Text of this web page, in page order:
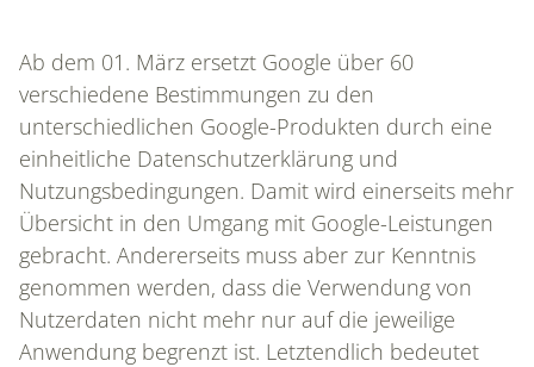
HOME
Ab dem 01. März ersetzt Google über 60
verschiedene Bestimmungen zu den
unterschiedlichen Google-Produkten durch eine
einheitliche Datenschutzerklärung und
Nutzungsbedingungen. Damit wird einerseits mehr
Übersicht in den Umgang mit Google-Leistungen
gebracht. Andererseits muss aber zur Kenntnis
genommen werden, dass die Verwendung von
Nutzerdaten nicht mehr nur auf die jeweilige
Anwendung begrenzt ist. Letztendlich bedeutet